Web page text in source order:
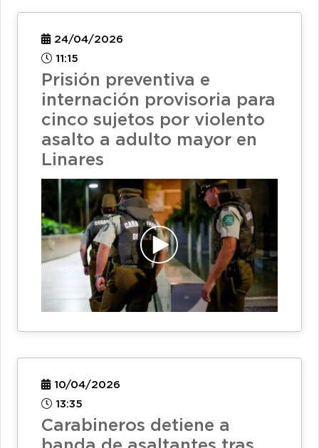
24/04/2026
11:15
Prisión preventiva e
internación provisoria para
cinco sujetos por violento
asalto a adulto mayor en
Linares
10/04/2026
13:35
Carabineros detiene a